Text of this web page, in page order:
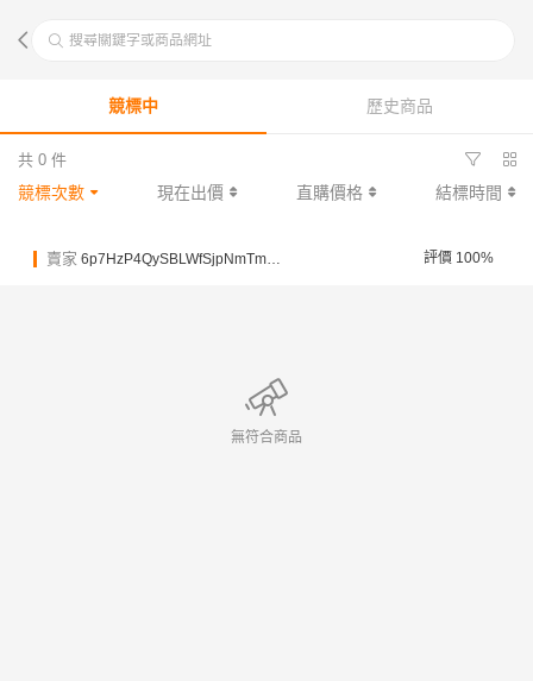
搜尋關鍵字或商品網址
競標中 歷史商品
共 0 件
競標次數 現在出價 直購價格 結標時間
賣家 6p7HzP4QySBLWfSjpNmTmMMSCghZe 評價 100%
無符合商品